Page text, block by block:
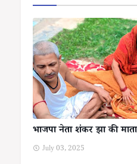
भाजपा नेता शंकर झा की
July 03, 2025